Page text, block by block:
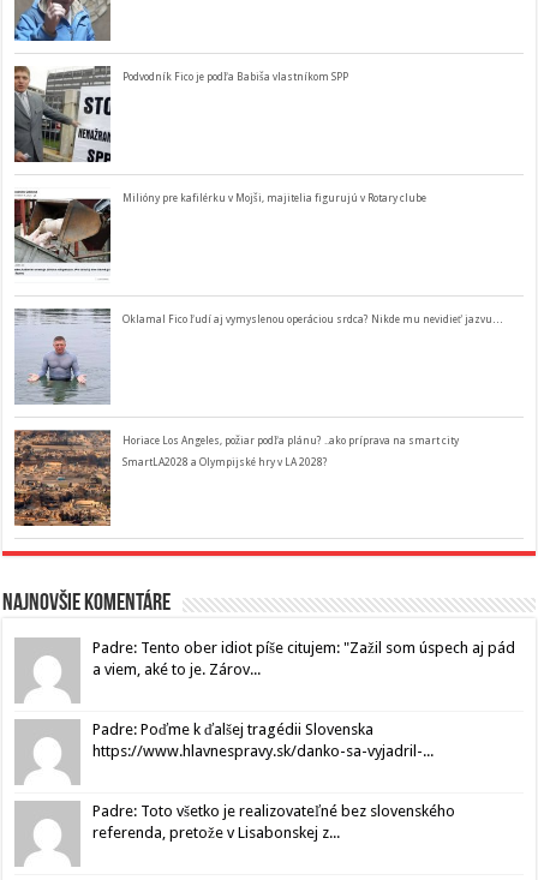
Podvodník Fico je podľa Babiša vlastníkom SPP
Milióny pre kafilérku v Mojši, majitelia figurujú v Rotary clube
Oklamal Fico ľudí aj vymyslenou operáciou srdca? Nikde mu nevidieť jazvu…
Horiace Los Angeles, požiar podľa plánu? ..ako príprava na smart city
SmartLA2028 a Olympijské hry v LA 2028?
Najnovšie komentáre
Padre: Tento ober idiot píše citujem: "Zažil som úspech aj pád
a viem, aké to je. Zárov...
Padre: Poďme k ďalšej tragédii Slovenska
https://www.hlavnespravy.sk/danko-sa-vyjadril-...
Padre: Toto všetko je realizovateľné bez slovenského
referenda, pretože v Lisabonskej z...